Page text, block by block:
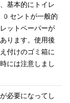
基本的にトイレ
セントが一般的
ットペーパーが
ります。使用後
付けのゴミ箱に
には注意しまし
必要になってし